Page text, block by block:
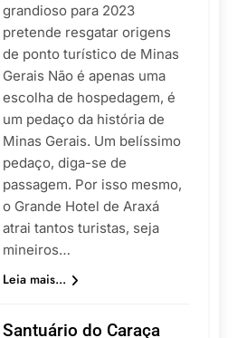
grandioso para 2023
pretende resgatar origens
de ponto turístico de Minas
Gerais Não é apenas uma
escolha de hospedagem, é
um pedaço da história de
Minas Gerais. Um belíssimo
pedaço, diga-se de
passagem. Por isso mesmo,
o Grande Hotel de Araxá
atrai tantos turistas, seja
mineiros…
Leia mais...
Santuário do Caraça